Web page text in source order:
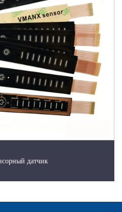
датчик